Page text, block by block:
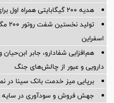
هدیه ۲۰۰ گیگابایتی همراه اول برای خبرنگاران فعال شد
اسفراین
هم‌افزایی شفادارو، جابر ابن‌حیان
دارویی و عبور از چالش‌های جنگ
برپایی میز خدمت بانک سینا در
جهش فروش و سودآوری در سایه